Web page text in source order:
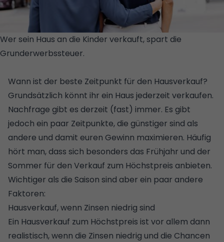
Wer sein Haus an die Kinder verkauft, spart die
Grunderwerbssteuer.
Wann ist der beste Zeitpunkt für den Hausverkauf?
Grundsätzlich könnt ihr ein Haus jederzeit verkaufen.
Nachfrage gibt es derzeit (fast) immer. Es gibt
jedoch ein paar Zeitpunkte, die günstiger sind als
andere und damit euren Gewinn maximieren. Häufig
hört man, dass sich besonders das Frühjahr und der
Sommer für den Verkauf zum Höchstpreis anbieten.
Wichtiger als die Saison sind aber ein paar andere
Faktoren:
Hausverkauf, wenn Zinsen niedrig sind
Ein Hausverkauf zum Höchstpreis ist vor allem dann
realistisch, wenn die Zinsen niedrig und die Chancen